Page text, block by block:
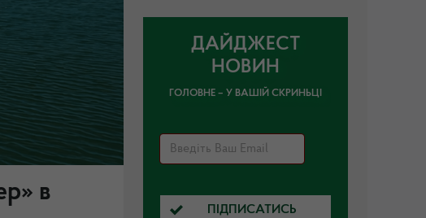
в
ДАЙДЖЕСТ
НОВИН
ГОЛОВНЕ – У ВАШІЙ СКРИНЬЦІ
ПІДПИСАТИСЬ